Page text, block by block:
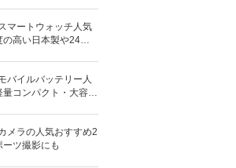
マートウォッチ人気
高い日本製や24時
バイルバッテリー人
コンパクト・大容量
メラの人気おすすめ2
ツ撮影にも